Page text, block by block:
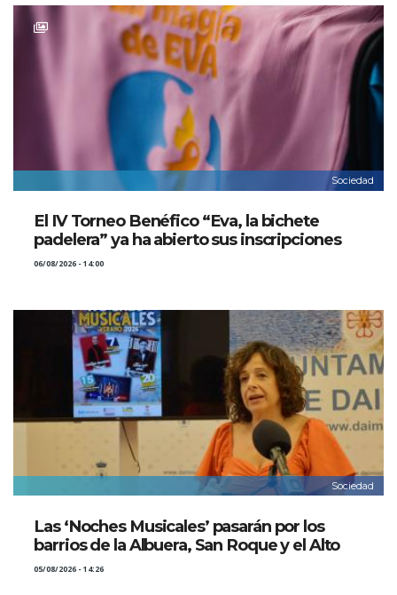
Sociedad
El IV Torneo Benéfico “Eva, la bichete
padelera” ya ha abierto sus inscripciones
06/08/2026 - 14:00
Sociedad
Las ‘Noches Musicales’ pasarán por los
barrios de la Albuera, San Roque y el Alto
05/08/2026 - 14:26